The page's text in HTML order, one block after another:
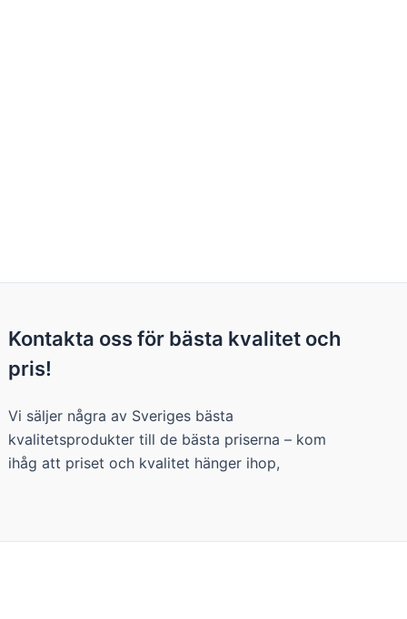
Kontakta oss för bästa kvalitet och
pris!
Vi säljer några av Sveriges bästa
kvalitetsprodukter till de bästa priserna – kom
ihåg att priset och kvalitet hänger ihop,